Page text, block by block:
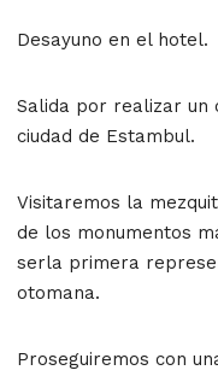
Desayuno en el hotel.
Salida por realizar un
ciudad de Estambul.
Visitaremos la
de los monumentos
serla primera
otomana.
Proseguiremos con